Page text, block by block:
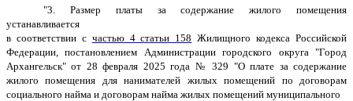
"3. Размер платы за содержание жилого помещения
устанавливается
в соответствии с частью 4 статьи 158 Жилищного кодекса Российской
Федерации, постановлением Администрации городского округа "Город
Архангельск" от 28 февраля 2025 года № 329 "О плате за содержание
жилого помещения для нанимателей жилых помещений по договорам
социального найма и договорам найма жилых помещений муниципального